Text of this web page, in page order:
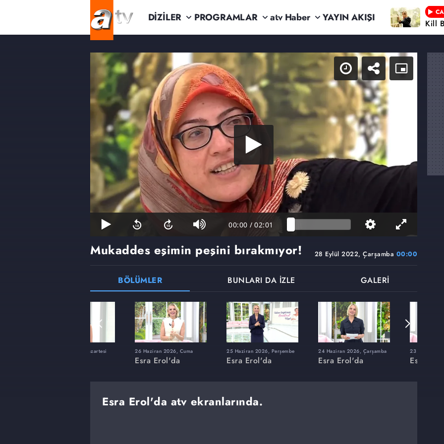
DİZİLER PROGRAMLAR atv Haber YAYIN AKIŞI Kill
00:00 / 02:01
28 Eylül 2022, Çarşamba 00:00
Mukaddes eşimin peşini bırakmıyor!
BÖLÜMLER BUNLARI DA İZLE GALERİ
8 Haziran 2026, Pazartesi 26 Haziran 2026, Cuma
Esra Erol'da
25 Haziran 2026, Perşembe
Esra Erol'da
24 Haziran 2026, Çarşamba
Esra Erol'da
23 Haziran
Esra
Esra Erol'da atv ekranlarında.